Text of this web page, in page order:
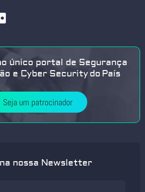
único portal de Segurança
e Cyber Security do País
Seja um patrocinador
nossa Newsletter